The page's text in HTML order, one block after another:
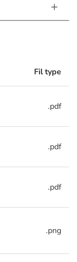
Fil type
.pdf
.pdf
.pdf
.png